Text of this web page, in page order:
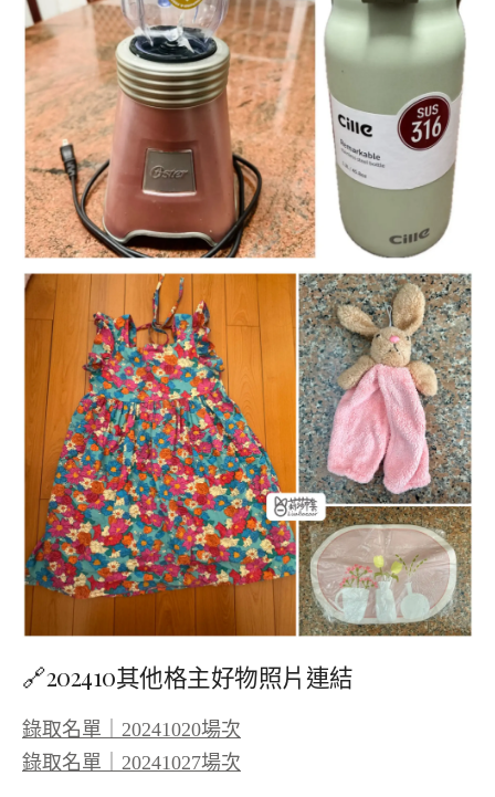
🔗202410其他格主好物照片連結
錄取名單｜20241020場次
錄取名單｜20241027場次